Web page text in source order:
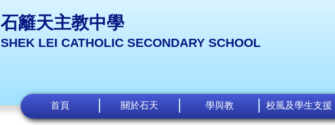
石籬天主教中學
SHEK LEI CATHOLIC SECONDARY SCHOOL
首頁 關於石天 學與教 校風及學生支援